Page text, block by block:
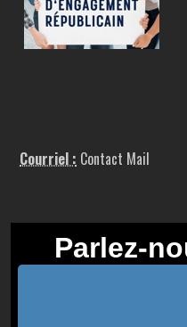
Courriel : Contact Mail